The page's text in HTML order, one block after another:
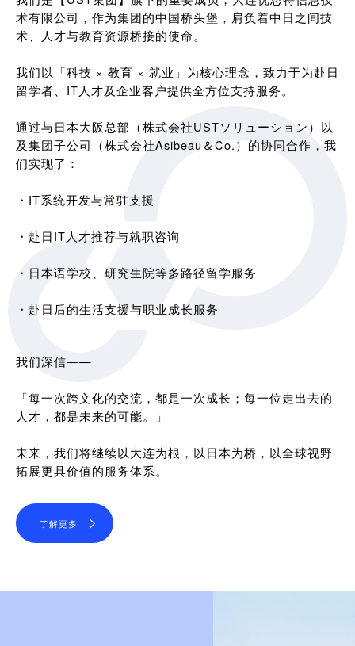
术有限公司，作为集团的中国桥头堡，肩负着中日之间技
术、人才与教育资源桥接的使命。
我们以「科技 × 教育 × 就业」为核心理念，致力于为赴日
留学者、IT人才及企业客户提供全方位支持服务。
通过与日本大阪总部（株式会社USTソリューション）以
及集团子公司（株式会社Asibeau＆Co.）的协同合作，我
们实现了：
・IT系统开发与常驻支援
・赴日IT人才推荐与就职咨询
・日本语学校、研究生院等多路径留学服务
・赴日后的生活支援与职业成长服务
我们深信——
「每一次跨文化的交流，都是一次成长；每一位走出去的
人才，都是未来的可能。」
未来，我们将继续以大连为根，以日本为桥，以全球视野
拓展更具价值的服务体系。
了解更多